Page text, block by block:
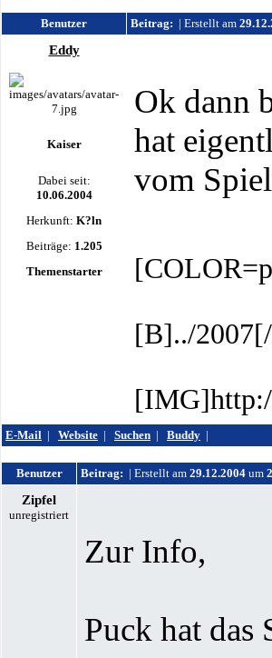
Benutzer Beitrag: | Erstellt am
Eddy
Kaiser
Dabei seit:
10.06.2004
Herkunft: K?ln
Beiträge: 1.205
Themenstarter
Ok dann
hat
vom
[B]../
E-Mail | Website | Suchen | Buddy |
Benutzer Beitrag: | Erstellt am 29.12.2004 um
Zipfel
unregistriert
Zur Info,
Puck hat das